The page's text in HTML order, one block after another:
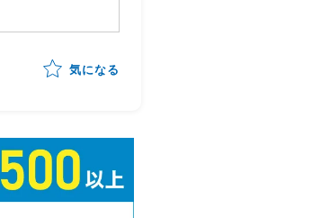
気になる